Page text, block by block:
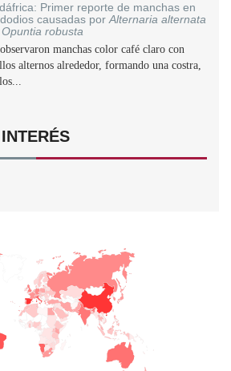
Primer reporte de manchas en
causadas por Alternaria alternata
Opuntia robusta
manchas color café claro con
alternos alrededor, formando una costra,